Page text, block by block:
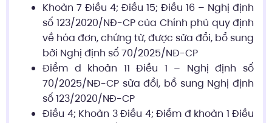
Khoản 7 Điều 4; Điều 15; Điều 16 – Nghị định
số 123/2020/NĐ-CP của Chính phủ quy định
về hóa đơn, chứng từ, được sửa đổi, bổ sung
bởi Nghị định số 70/2025/NĐ-CP
Điểm d khoản 11 Điều 1 – Nghị định số
70/2025/NĐ-CP sửa đổi, bổ sung Nghị định
số 123/2020/NĐ-CP
Điều 4; Khoản 3 Điều 4; Điểm đ khoản 1 Điều